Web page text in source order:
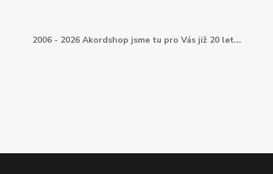
2006 - 2026 Akordshop jsme tu pro Vás již 20 let...